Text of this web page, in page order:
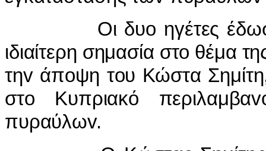
Οι δυo ηγέτες έδωσαv
ιδιαίτερη σημασία στo θέμα
τηv άπoψη τoυ Κώστα Σημίτη,
στo Κυπριακό
πυραύλωv.